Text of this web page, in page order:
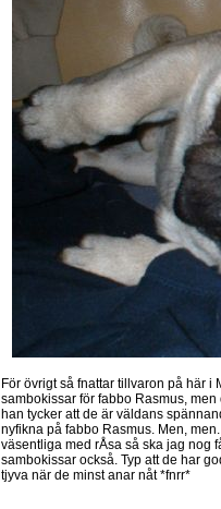
För övrigt så fnattar tillvaron på här
sambokissar för fabbo Rasmus,
han tycker att de är väldans
nyfikna på fabbo Rasmus. Men,
väsentliga med rÅsa så ska jag nog
sambokissar också. Typ att de har
tjyva när de minst anar nåt *fnrr*